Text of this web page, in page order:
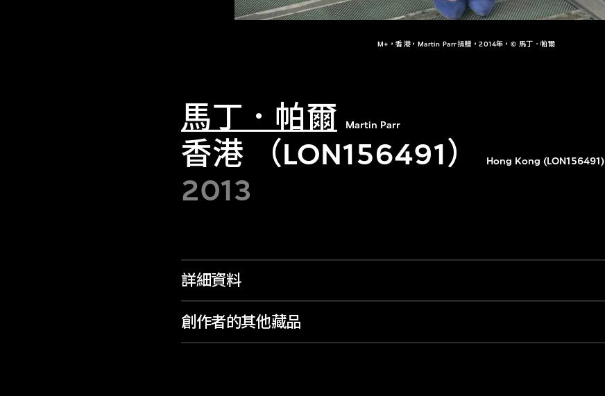
M+，香港，Martin Parr捐贈，2014年，© 馬丁．帕爾
馬丁．帕爾 Martin Parr
香港 （LON156491） Hong Kong (LON156491)
2013
詳細資料
創作者的其他藏品